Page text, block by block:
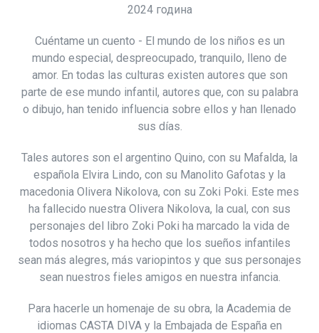
2024 година
Cuéntame un cuento - El mundo de los niños es un
mundo especial, despreocupado, tranquilo, lleno de
amor. En todas las culturas existen autores que son
parte de ese mundo infantil, autores que, con su palabra
o dibujo, han tenido influencia sobre ellos y han llenado
sus días.
Tales autores son el argentino Quino, con su Mafalda, la
española Elvira Lindo, con su Manolito Gafotas y la
macedonia Olivera Nikolova, con su Zoki Poki. Este mes
ha fallecido nuestra Olivera Nikolova, la cual, con sus
personajes del libro Zoki Poki ha marcado la vida de
todos nosotros y ha hecho que los sueños infantiles
sean más alegres, más variopintos y que sus personajes
sean nuestros fieles amigos en nuestra infancia.
Para hacerle un homenaje de su obra, la Academia de
idiomas CASTA DIVA y la Embajada de España en